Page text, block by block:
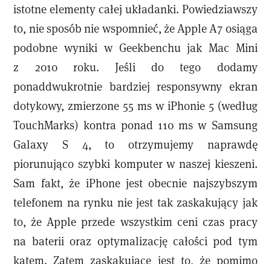
istotne elementy całej układanki. Powiedziawszy
to, nie sposób nie wspomnieć, że Apple A7 osiąga
podobne wyniki w Geekbenchu jak Mac Mini
z 2010 roku. Jeśli do tego dodamy
ponaddwukrotnie bardziej responsywny ekran
dotykowy, zmierzone 55 ms w iPhonie 5 (według
TouchMarks) kontra ponad 110 ms w Samsung
Galaxy S 4, to otrzymujemy naprawdę
piorunująco szybki komputer w naszej kieszeni.
Sam fakt, że iPhone jest obecnie najszybszym
telefonem na rynku nie jest tak zaskakujący jak
to, że Apple przede wszystkim ceni czas pracy
na baterii oraz optymalizację całości pod tym
kątem. Zatem zaskakujące jest to, że pomimo